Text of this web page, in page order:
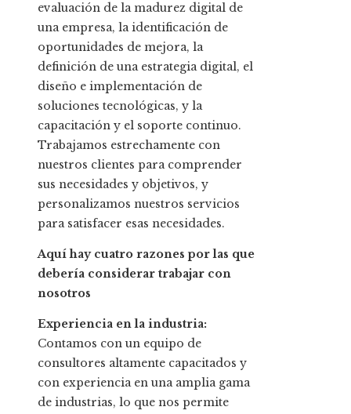
evaluación de la madurez digital de
una empresa, la identificación de
oportunidades de mejora, la
definición de una estrategia digital, el
diseño e implementación de
soluciones tecnológicas, y la
capacitación y el soporte continuo.
Trabajamos estrechamente con
nuestros clientes para comprender
sus necesidades y objetivos, y
personalizamos nuestros servicios
para satisfacer esas necesidades.
Aquí hay cuatro razones por las que
debería considerar trabajar con
nosotros
Experiencia en la industria:
Contamos con un equipo de
consultores altamente capacitados y
con experiencia en una amplia gama
de industrias, lo que nos permite